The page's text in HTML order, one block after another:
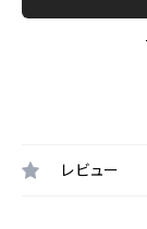
レビュー